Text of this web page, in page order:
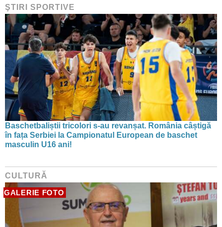
ŞTIRI SPORTIVE
Baschetbaliștii tricolori s-au revanșat. România câștigă
în fața Serbiei la Campionatul European de baschet
masculin U16 ani!
CULTURĂ
GALERIE FOTO